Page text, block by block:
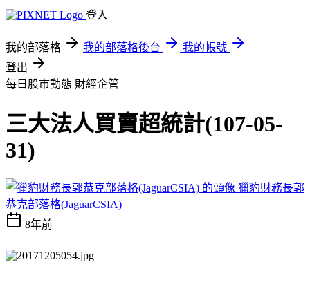
登入
我的部落格 我的部落格後台
我的帳號
登出
每日股市動態 財經企管
三大法人買賣超統計(107-05-
31)
獵豹財務長郭
恭克部落格(JaguarCSIA)
8年前